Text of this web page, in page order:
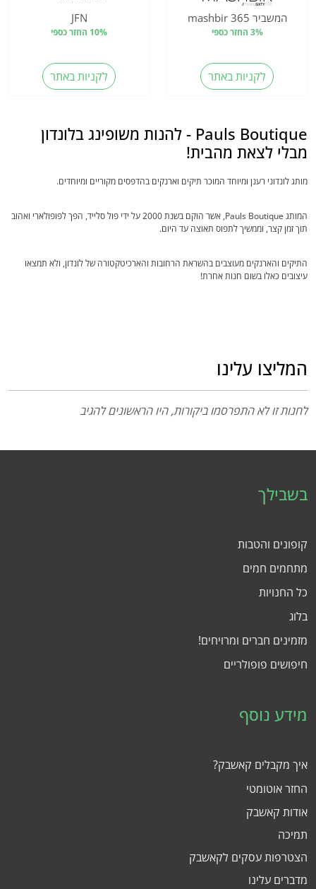
המשביר 365 mashbir
3% החזר כספי
לקניות באתר
JFN
10% החזר כספי
לקניות באתר
Pauls Boutique - להנות משופינג בלונדון
מבלי לצאת מהבית!
מותג לונדוני רענן ומיוחד המוכר תיקים וארנקים בהדפסים מקוריים ומיוחדים.
המותג Pauls Boutique, אשר הוקם בשנת 2000 על ידי פול סלייד, הפך לפופולארי ואהוב
תוך זמן קצר, וממשיך לתפוס תאוצה עד היום.
התיקים והארנקים מעוצבים בהשראת הרחובות והארכיטקטורה של לונדון, ולא תמצאו
עיצובים כאלו בשום חנות אחרת!
המליצו עלינו
לחנות זו לא התפרסמו ביקורות, היו הראשונים להגיב
בשבילך
קופונים והטבות
מתחמים חמים
כל החנויות
בלוג
מזמינים חברים ומרויחים!
חיפושים פופולריים
מידע נוסף
איך מקבלים קאשבק?
החזר אוטומטי
אודות קאשבק
תמיכה
הצטרפות עסקים לקאשבק
מדברים עלינו